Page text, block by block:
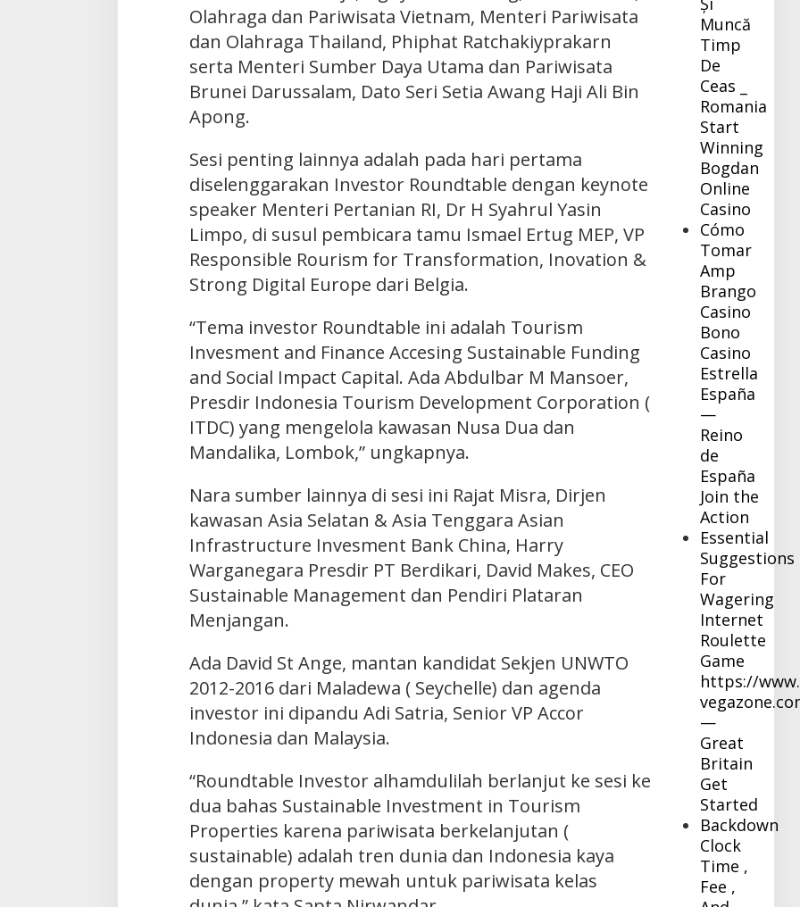
Olahraga dan Pariwisata Vietnam, Menteri Pariwisata
dan Olahraga Thailand, Phiphat Ratchakiyprakarn
serta Menteri Sumber Daya Utama dan Pariwisata
Brunei Darussalam, Dato Seri Setia Awang Haji Ali Bin
Apong.
Sesi penting lainnya adalah pada hari pertama
diselenggarakan Investor Roundtable dengan keynote
speaker Menteri Pertanian RI, Dr H Syahrul Yasin
Limpo, di susul pembicara tamu Ismael Ertug MEP, VP
Responsible Rourism for Transformation, Inovation &
Strong Digital Europe dari Belgia.
“Tema investor Roundtable ini adalah Tourism
Invesment and Finance Accesing Sustainable Funding
and Social Impact Capital. Ada Abdulbar M Mansoer,
Presdir Indonesia Tourism Development Corporation (
ITDC) yang mengelola kawasan Nusa Dua dan
Mandalika, Lombok,” ungkapnya.
Nara sumber lainnya di sesi ini Rajat Misra, Dirjen
kawasan Asia Selatan & Asia Tenggara Asian
Infrastructure Invesment Bank China, Harry
Warganegara Presdir PT Berdikari, David Makes, CEO
Sustainable Management dan Pendiri Plataran
Menjangan.
Ada David St Ange, mantan kandidat Sekjen UNWTO
2012-2016 dari Maladewa ( Seychelle) dan agenda
investor ini dipandu Adi Satria, Senior VP Accor
Indonesia dan Malaysia.
“Roundtable Investor alhamdulilah berlanjut ke sesi ke
dua bahas Sustainable Investment in Tourism
Properties karena pariwisata berkelanjutan (
sustainable) adalah tren dunia dan Indonesia kaya
dengan property mewah untuk pariwisata kelas
Muncă
Timp
De
Ceas _
Romania
Start
Winning
Bogdan
Online
Casino
Cómo
Tomar
Amp
Brango
Casino
Bono
Casino
Estrella
España
—
Reino
de
España
Join the
Action
Essential
Suggestions
For
Wagering
Internet
Roulette
Game
https://
—
Great
Britain
Get
Started
Backdown
Clock
Time ,
Fee ,